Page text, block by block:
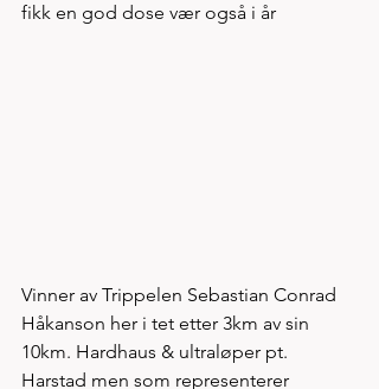
fikk en god dose vær også i år
Vinner av Trippelen Sebastian Conrad
Håkanson her i tet etter 3km av sin
10km. Hardhaus & ultraløper pt.
Harstad men som representerer